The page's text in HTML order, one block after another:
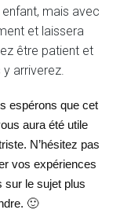
mais avec
et laissera
être patient et
arriverez.
espérons que cet
aura été utile
N’hésitez pas
vos expériences
sur le sujet plus
🙂